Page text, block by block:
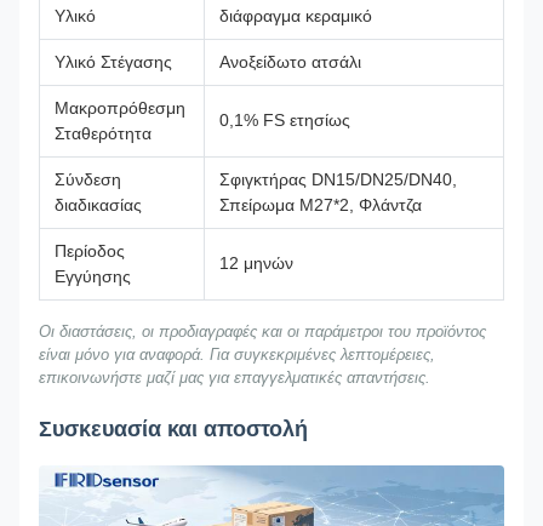
Υλικό διάφραγμα κεραμικό
Υλικό Στέγασης Ανοξείδωτο ατσάλι
Μακροπρόθεσμη
Σταθερότητα
0,1% FS ετησίως
Σύνδεση
διαδικασίας
Σφιγκτήρας DN15/DN25/DN40,
Σπείρωμα M27*2, Φλάντζα
Περίοδος
Εγγύησης
12 μηνών
Οι διαστάσεις, οι προδιαγραφές και οι παράμετροι του προϊόντος
είναι μόνο για αναφορά. Για συγκεκριμένες λεπτομέρειες,
επικοινωνήστε μαζί μας για επαγγελματικές απαντήσεις.
Συσκευασία και αποστολή